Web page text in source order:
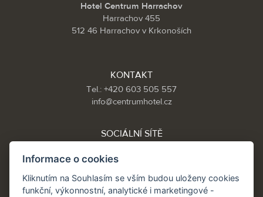
Hotel Centrum Harrachov
Harrachov 455
512 46 Harrachov v Krkonoších
KONTAKT
Tel.: +420 603 505 557
info@centrumhotel.cz
SOCIÁLNÍ SÍTĚ
Partneři:
Informace o cookies
Kliknutím na Souhlasím se vším budou uloženy cookies
funkční, výkonnostní, analytické i marketingové -